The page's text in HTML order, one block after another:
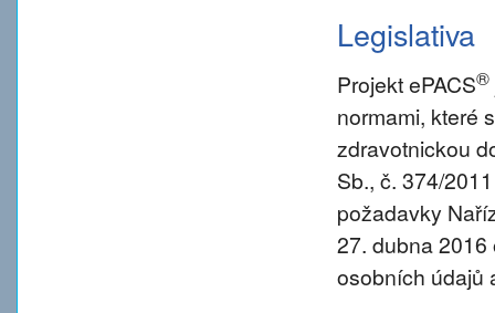
Legislativa
Projekt ePACS®
normami, které
zdravotnickou
Sb., č. 374/
požadavky
27. dubna
osobních údajů